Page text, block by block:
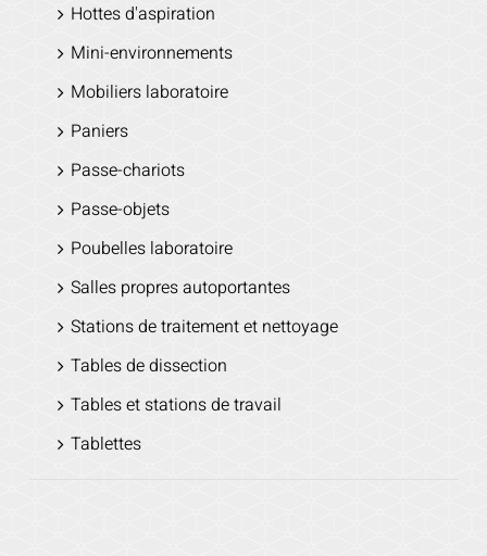
Hottes d'aspiration
Mini-environnements
Mobiliers laboratoire
Paniers
Passe-chariots
Passe-objets
Poubelles laboratoire
Salles propres autoportantes
Stations de traitement et nettoyage
Tables de dissection
Tables et stations de travail
Tablettes